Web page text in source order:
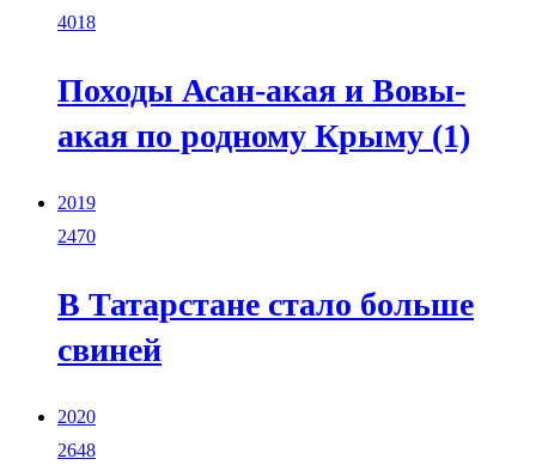
4018
Походы Асан-акая и Вовы-
акая по родному Крыму (1)
2019
2470
В Татарстане стало больше
свиней
2020
2648